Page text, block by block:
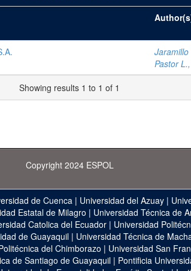
Jaramillo
Pastor
Showing results 1 to 1 of 1
Copyright 2024 ESPOL
de Cuenca | Universidad del Azuay |
Estatal de Milagro | Universidad Técnica de
Catolica del Ecuador| Universidad
de Guayaquil | Universidad Técnica de
del Chimborazo | Universidad San
de Santiago de Guayaquil | Pontificia